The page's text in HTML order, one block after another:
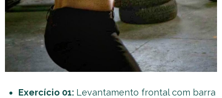
Exercício 01: Levantamento frontal com barra